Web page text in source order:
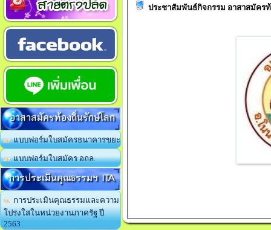
อาสาสมัครท้องถิ่นรักษ์โลก
แบบฟอร์มใบสมัครธนาคารขยะ
แบบฟอร์มใบสมัคร อถล.
การประเมินคุณธรรมฯ ITA
การประเมินคุณธรรมและความ
โปร่งใสในหน่วยงานภาครัฐ ปี
2563
ประชาสัมพันธ์กิจกรรม อาสาสมัคร